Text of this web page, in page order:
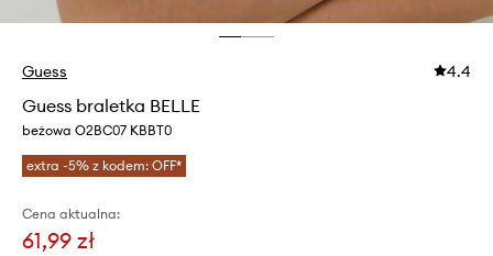
Guess 4.4
Guess braletka BELLE
beżowa O2BC07 KBBT0
extra -5% z kodem: OFF*
Cena aktualna:
61,99 zł